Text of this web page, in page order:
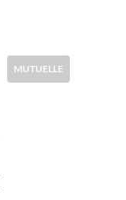
MUTUELLE